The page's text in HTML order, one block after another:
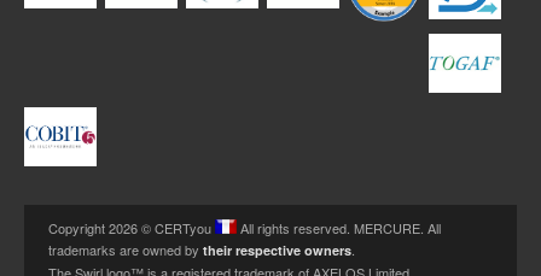
Copyright 2026 © CERTyou
All rights reserved. MERCURE. All
trademarks are owned by their respective owners.